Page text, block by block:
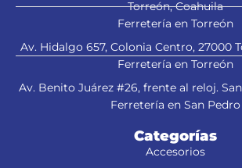
Torreón, Coahuila
Ferretería en Torreón
Av. Hidalgo 657, Colonia Centro, 27000
Ferretería en Torreón
Av. Benito Juárez #26, frente al reloj.
Ferretería en San Pedro
Categorías
Accesorios